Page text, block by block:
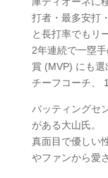
打者・最多安打
と長打率でもリ
2年連続で一塁
賞 (MVP) にも
チーフコーチ、
バッティングセ
がある大山氏。
真面目で優しい
やファンから愛